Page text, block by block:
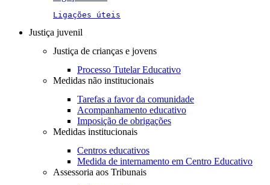
Ligações úteis
Justiça juvenil
Justiça de crianças e jovens
Processo Tutelar Educativo
Medidas não institucionais
Tarefas a favor da comunidade
Acompanhamento educativo
Imposição de obrigações
Medidas institucionais
Centros educativos
Medida de internamento em Centro Educativo
Assessoria aos Tribunais